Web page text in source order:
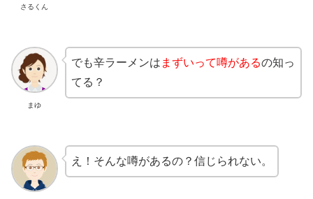
さるくん
まゆ
でも辛ラーメンは まずいって噂があるの知っ
てる？
え！そんな噂があるの？信じられない。